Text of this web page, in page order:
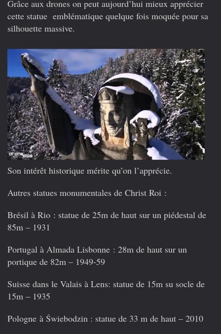
Grâce aux drones on peut aujourd’hui mieux apprécier
cette statue emblématique quelque fois moquée pour sa
silhouette massive.
Son intérêt historique mérite qu’on l’apprécie.
Autres statues monumentales de Christ Roi :
Brésil à Rio : statue de 25m de haut sur un piédestal de
85m – 1931
Portugal à Almada Lisbonne : 28m de haut sur un
portique de 82m – 1949-59
Suisse dans le Valais à Lens: statue de 15m su socle de
15m – 1935
Pologne à Świebodzin : statue de 33 m de haut – 2010